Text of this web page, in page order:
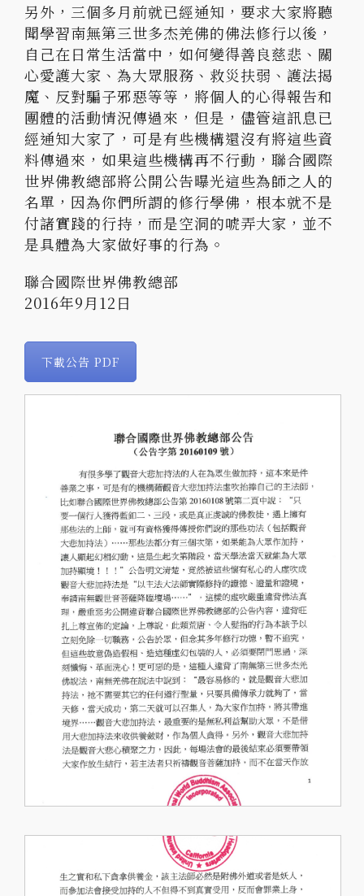
另外，三個多月前就已經通知，要求大家將聽
聞學習南無第三世多杰羌佛的佛法修行以後，
自己在日常生活當中，如何變得善良慈悲、關
心愛護大家、為大眾服務、救災扶弱、護法揭
魔、反對騙子邪惡等等，將個人的心得報告和
團體的活動情況傳過來，但是，儘管這訊息已
經通知大家了，可是有些機構還沒有將這些資
料傳過來，如果這些機構再不行動，聯合國際
世界佛教總部將公開公告曝光這些為師之人的
名單，因為你們所謂的修行學佛，根本就不是
付諸實踐的行持，而是空洞的唬弄大家，並不
是具體為大家做好事的行為。
聯合國際世界佛教總部
2016年9月12日
下載公告 PDF